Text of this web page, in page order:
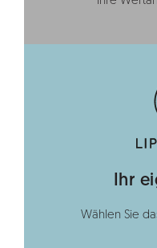
Ihr
Wählen Sie